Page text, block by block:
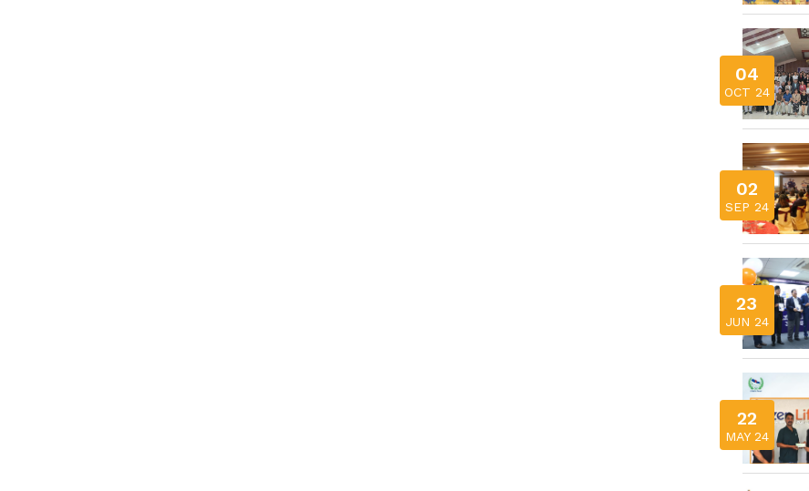
04
OCT 24
02
SEP 24
23
JUN 24
22
MAY 24